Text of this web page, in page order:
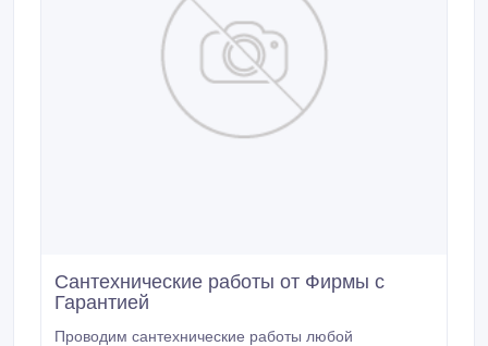
Сантехнические работы от Фирмы с
Гарантией
Проводим сантехнические работы любой